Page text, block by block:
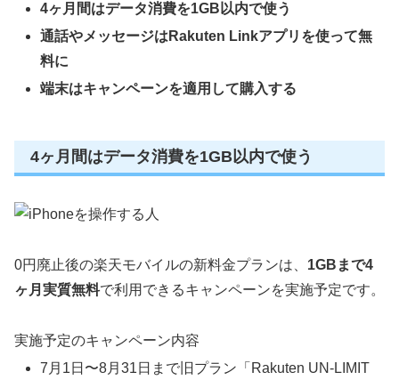
4ヶ月間はデータ消費を1GB以内で使う
通話やメッセージはRakuten Linkアプリを使って無
料に
端末はキャンペーンを適用して購入する
4ヶ月間はデータ消費を1GB以内で使う
0円廃止後の楽天モバイルの新料金プランは、 1GBまで4
ヶ月実質無料で利用できるキャンペーンを実施予定です。
実施予定のキャンペーン内容
7月1日〜8月31日まで旧プラン「Rakuten UN-LIMIT